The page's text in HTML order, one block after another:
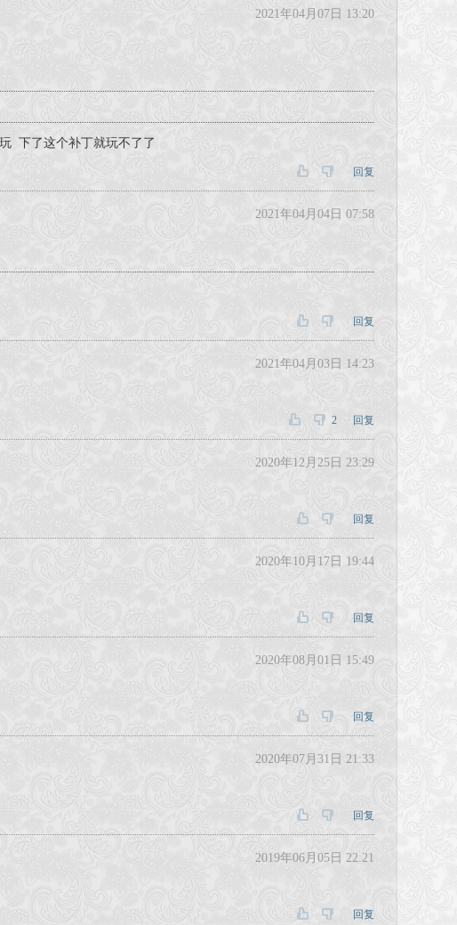
2021年04月07日 13:20
下了这个补丁就玩不了了
回复
2021年04月04日 07:58
回复
2021年04月03日 14:23
2 回复
2020年12月25日 23:29
回复
2020年10月17日 19:44
回复
2020年08月01日 15:49
回复
2020年07月31日 21:33
回复
2019年06月05日 22:21
回复